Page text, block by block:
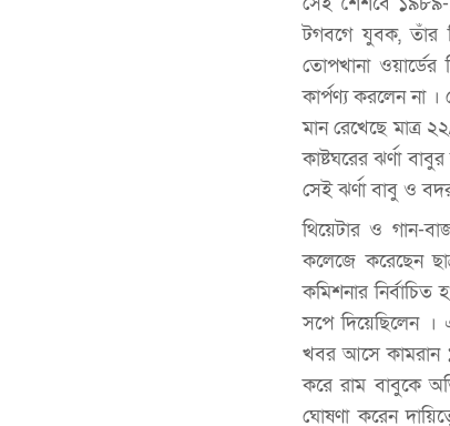
টগবগে যুবক, তাঁর
তোপখানা ওয়ার্ডের
কার্পণ্য করলেন না
মান রেখেছে মাত্র
কাষ্টঘরের ঝর্ণা
সেই ঝর্ণা বাবু ও
থিয়েটার ও গান-
কলেজে করেছেন
কমিশনার
সপে দিয়েছিলেন ।
খবর আসে কামরান
করে রাম বাবুকে
ঘোষণা করেন